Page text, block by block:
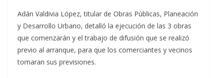
Adán Valdivia López, titular de Obras Públicas, Planeación
y Desarrollo Urbano, detalló la ejecución de las 3 obras
que comenzarán y el trabajo de difusión que se realizó
previo al arranque, para que los comerciantes y vecinos
tomaran sus previsiones.